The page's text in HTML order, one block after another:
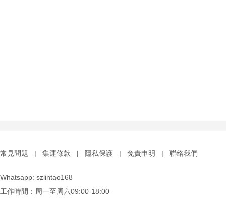
常見問題 | 集運條款 | 隱私保護 | 免責申明 | 聯絡我們
Whatsapp: szlintao168
工作時間：周一至周六09:00-18:00